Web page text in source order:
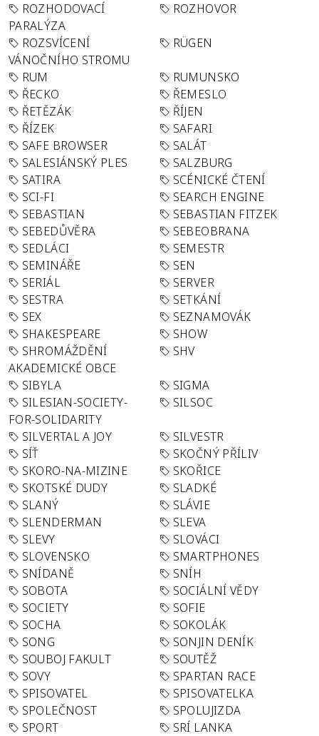
ROZHODOVACÍ
PARALÝZA
ROZHOVOR
ROZSVÍCENÍ
VÁNOČNÍHO STROMU
RÜGEN
RUM
RUMUNSKO
ŘECKO
ŘEMESLO
ŘETĚZÁK
ŘÍJEN
ŘÍZEK
SAFARI
SAFE BROWSER
SALÁT
SALESIÁNSKÝ PLES
SALZBURG
SATIRA
SCÉNICKÉ ČTENÍ
SCI-FI
SEARCH ENGINE
SEBASTIAN
SEBASTIAN FITZEK
SEBEDŮVĚRA
SEBEOBRANA
SEDLÁCI
SEMESTR
SEMINÁŘE
SEN
SERIÁL
SERVER
SESTRA
SETKÁNÍ
SEX
SEZNAMOVÁK
SHAKESPEARE
SHOW
SHROMÁŽDĚNÍ
AKADEMICKÉ OBCE
SHV
SIBYLA
SIGMA
SILESIAN-SOCIETY-
FOR-SOLIDARITY
SILSOC
SILVERTAL A JOY
SILVESTR
SÍŤ
SKOČNÝ PŘÍLIV
SKORO-NA-MIZINE
SKOŘICE
SKOTSKÉ DUDY
SLADKÉ
SLANÝ
SLÁVIE
SLENDERMAN
SLEVA
SLEVY
SLOVÁCI
SLOVENSKO
SMARTPHONES
SNÍDANĚ
SNÍH
SOBOTA
SOCIÁLNÍ VĚDY
SOCIETY
SOFIE
SOCHA
SOKOLÁK
SONG
SONJIN DENÍK
SOUBOJ FAKULT
SOUTĚŽ
SOVY
SPARTAN RACE
SPISOVATEL
SPISOVATELKA
SPOLEČNOST
SPOLUJIZDA
SPORT
SRÍ LANKA